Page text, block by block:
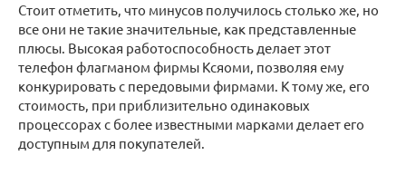
Стоит отметить, что минусов получилось столько же, но
все они не такие значительные, как представленные
плюсы. Высокая работоспособность делает этот
телефон флагманом фирмы Ксяоми, позволяя ему
конкурировать с передовыми фирмами. К тому же, его
стоимость, при приблизительно одинаковых
процессорах с более известными марками делает его
доступным для покупателей.